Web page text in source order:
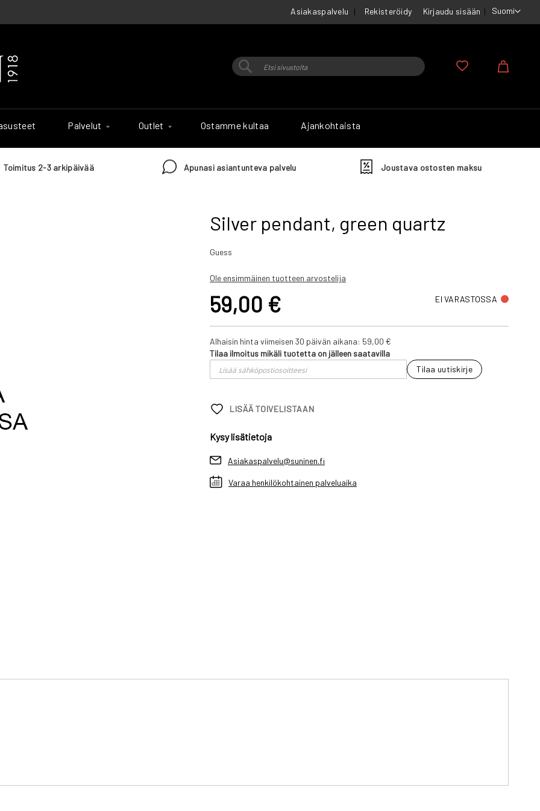
Asiakaspalvelu
Suomi
Rekisteröidy Kirjaudu sisään
Haku
Palvelut Outlet Ostamme kultaa Ajankohtaista
Toimitus 2-3 arkipäivää Apunasi asiantunteva palvelu Joustava ostosten maksu
Silver pendant, green quartz
Guess
Ole ensimmäinen tuotteen arvostelija
59,00 € EI VARASTOSSA
Alhaisin hinta viimeisen 30 päivän aikana: 59,00 €
Tilaa ilmoitus mikäli tuotetta on jälleen saatavilla
Tilaa uutiskirje
LISÄÄ TOIVELISTAAN
Kysy lisätietoja
Asiakaspalvelu@suninen.fi
Varaa henkilökohtainen palveluaika